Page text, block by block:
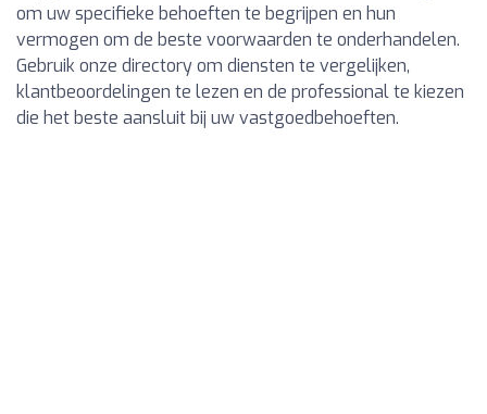
om uw specifieke behoeften te begrijpen en hun
vermogen om de beste voorwaarden te onderhandelen.
Gebruik onze directory om diensten te vergelijken,
klantbeoordelingen te lezen en de professional te kiezen
die het beste aansluit bij uw vastgoedbehoeften.